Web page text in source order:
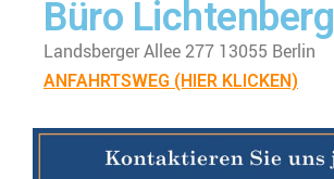
Büro Lichtenberg
Landsberger Allee 277 13055 Berlin
ANFAHRTSWEG (HIER KLICKEN)